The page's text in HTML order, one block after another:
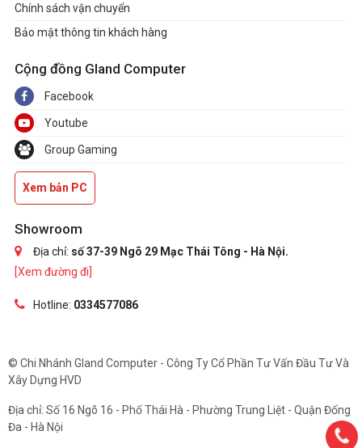
Chính sách vận chuyển
Bảo mật thông tin khách hàng
Cộng đồng Gland Computer
Facebook
Youtube
Group Gaming
Xem bản PC
Showroom
Địa chỉ: số 37-39 Ngõ 29 Mạc Thái Tông - Hà Nội.
[Xem đường đi]
Hotline: 0334577086
© Chi Nhánh Gland Computer - Công Ty Cổ Phần Tư Vấn Đầu Tư Và
Xây Dựng HVD
Địa chỉ: Số 16 Ngõ 16 - Phố Thái Hà - Phường Trung Liệt - Quận Đống
Đa - Hà Nội